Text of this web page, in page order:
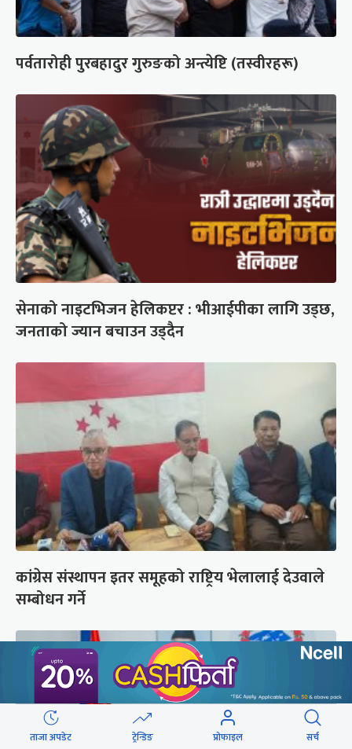
पर्वतारोही पुरबहादुर गुरुङको अन्त्येष्टि (तस्वीरहरू)
सेनाको नाइटभिजन हेलिकप्टर : भीआईपीका लागि उड्छ,
जनताको ज्यान बचाउन उड्दैन
कांग्रेस संस्थापन इतर समूहको राष्ट्रिय भेलालाई देउवाले
सम्बोधन गर्ने
ताजा अपडेट ट्रेन्डिङ प्रोफाइल सर्च